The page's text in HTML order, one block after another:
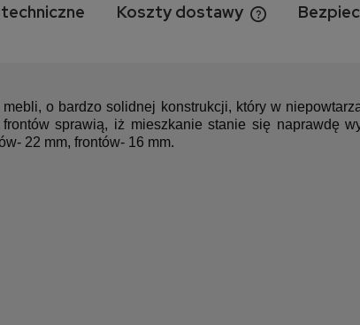
Koszty dostawy
o bardzo solidnej konstrukcji, który w
sprawią, iż mieszkanie stanie się naprawdę
22 mm, frontów- 16 mm.